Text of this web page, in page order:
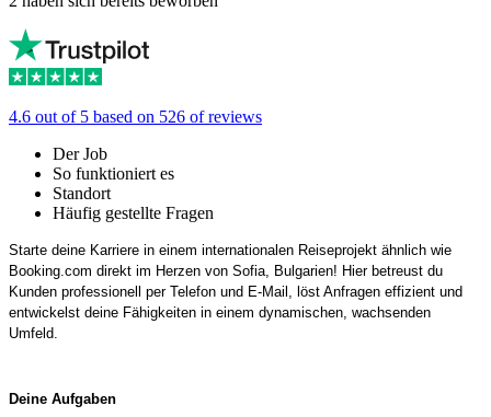
4.6 out of 5 based on 526 of reviews
Der Job
So funktioniert es
Standort
Häufig gestellte Fragen
Starte deine Karriere in einem internationalen Reiseprojekt ähnlich wie
Booking.com direkt im Herzen von Sofia, Bulgarien! Hier betreust du
Kunden professionell per Telefon und E-Mail, löst Anfragen effizient und
entwickelst deine Fähigkeiten in einem dynamischen, wachsenden
Umfeld.
Deine Aufgaben